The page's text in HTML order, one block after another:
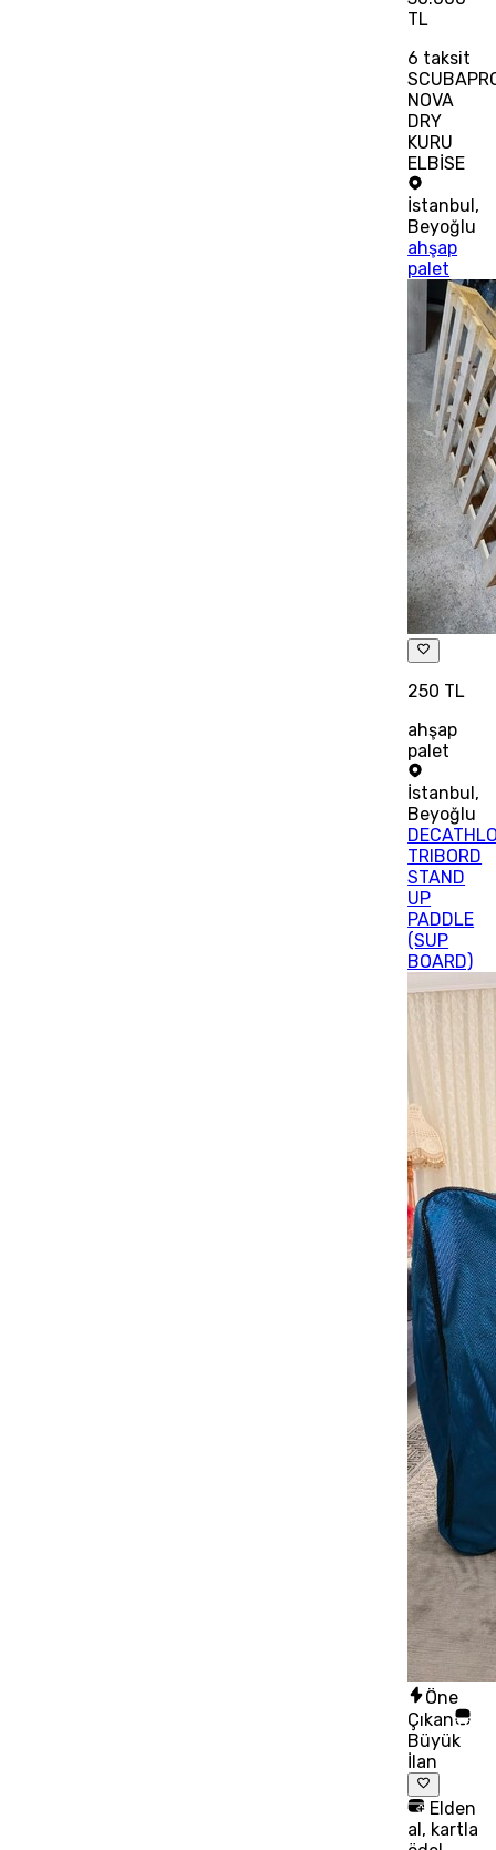
TL
6 taksit
NOVA
DRY
KURU
ELBİSE
İstanbul,
Beyoğlu
ahşap
palet
250 TL
ahşap
palet
İstanbul,
Beyoğlu
TRIBORD
STAND
UP
PADDLE
(SUP
BOARD)
Öne
Çıkan
Büyük
İlan
Elden
al, kartla